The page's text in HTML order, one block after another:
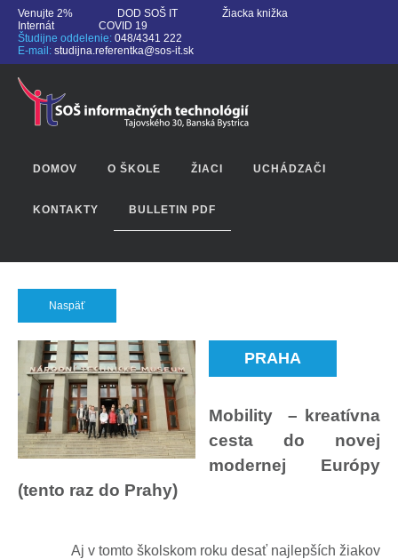
Venujte 2% DOD SOŠ IT
Žiacka knižka
Internát
COVID 19
Študijne oddelenie: 048/4341 222
E-mail: studijna.referentka@sos-it.sk
DOMOV O ŠKOLE ŽIACI UCHÁDZAČI
KONTAKTY BULLETIN PDF
Naspäť
PRAHA
Mobility
– kreatívna
cesta do novej
modernej Európy
(tento raz do Prahy)
Aj v tomto školskom roku desať najlepších žiakov